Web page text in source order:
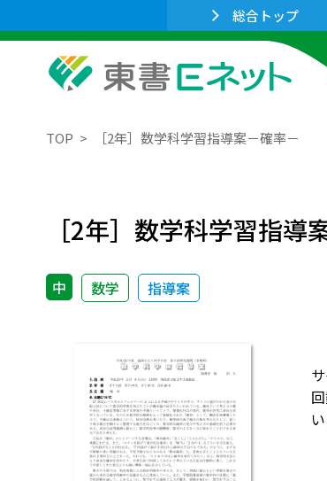
総合トップ
TOP ［2年］数学科学習指導案－確率－
［2年］数学科学習指導
中 数学 指導案